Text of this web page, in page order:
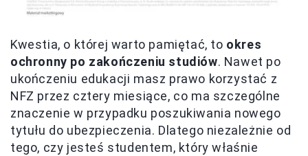
Kwestia, o której warto pamiętać, to okres
ochronny po zakończeniu studiów. Nawet po
ukończeniu edukacji masz prawo korzystać z
NFZ przez cztery miesiące, co ma szczególne
znaczenie w przypadku poszukiwania nowego
tytułu do ubezpieczenia. Dlatego niezależnie od
tego, czy jesteś studentem, który właśnie